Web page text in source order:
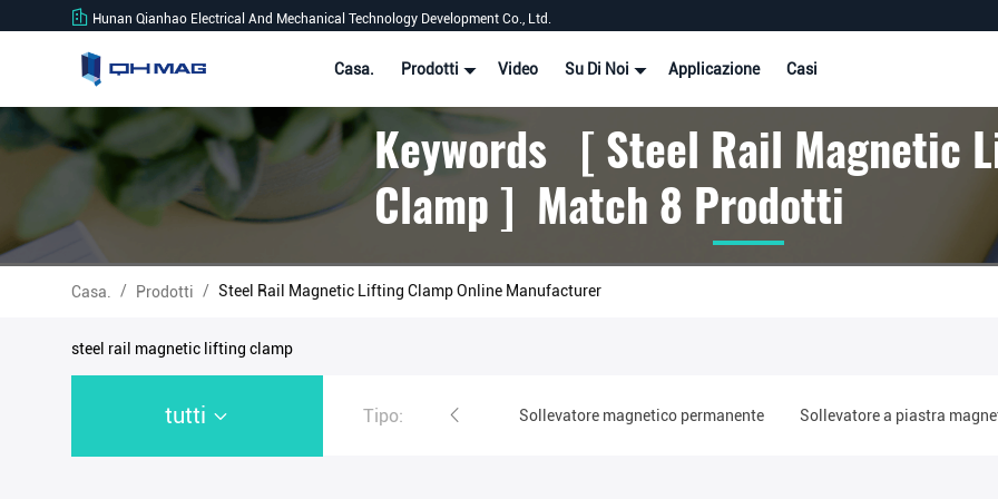
Hunan Qianhao Electrical And Mechanical Technology Development Co., Ltd.
Casa. Prodotti Video Su Di Noi Applicazione Casi
Keywords [ Steel Rail Magnetic
Clamp ] Match 8 Prodotti
Casa. / Prodotti / Steel Rail Magnetic Lifting Clamp Online Manufacturer
steel rail magnetic lifting clamp
tutti Tipo:
Sollevatore magnetico d'acciaio Sollevatore magnetico permanente Sollevatore a piastra